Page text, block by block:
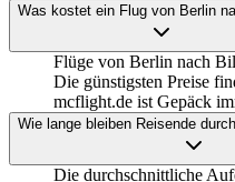
Was kostet ein Flug von Berlin
Flüge von Berlin nach
Die günstigsten Preise
mcflight.de ist Gepäck
Wie lange bleiben Reisende
Die durchschnittliche